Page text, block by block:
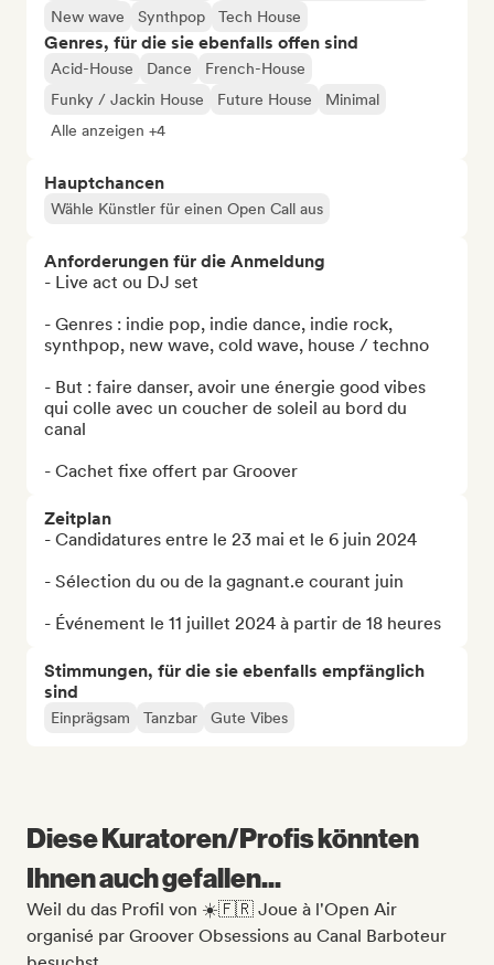
New wave
Synthpop Tech House
Genres, für die sie ebenfalls offen sind
Acid-House Dance
French-House
Funky / Jackin House
Future House
Minimal
Alle anzeigen +4
Hauptchancen
Wähle Künstler für einen Open Call aus
Anforderungen für die Anmeldung
- Live act ou DJ set
- Genres : indie pop, indie dance, indie rock,
synthpop, new wave, cold wave, house / techno
- But : faire danser, avoir une énergie good vibes
qui colle avec un coucher de soleil au bord du
canal
- Cachet fixe offert par Groover
Zeitplan
- Candidatures entre le 23 mai et le 6 juin 2024
- Sélection du ou de la gagnant.e courant juin
- Événement le 11 juillet 2024 à partir de 18 heures
Stimmungen, für die sie ebenfalls empfänglich
sind
Einprägsam Tanzbar Gute Vibes
Diese Kuratoren/Profis könnten
Ihnen auch gefallen...
Weil du das Profil von ☀️🇫🇷 Joue à l'Open Air
organisé par Groover Obsessions au Canal Barboteur